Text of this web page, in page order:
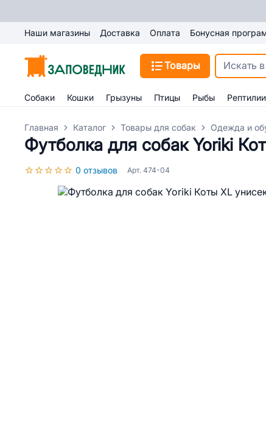
Наши магазины Доставка Оплата Бонусная
Товары
Собаки Кошки Грызуны Птицы Рыбы Рептилии
Главная Каталог Товары для собак Одежда и
Футболка для собак Yoriki
0 отзывов Арт. 474-04